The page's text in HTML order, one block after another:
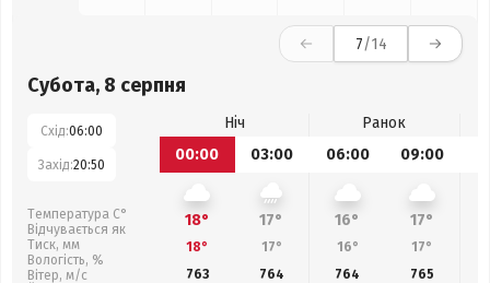
7/14
Субота, 8 серпня
Схід:06:00
Захід:20:50
Температура С°
Відчувається як
Тиск, мм
Вологість, %
Вітер, м/с
Ніч
Ранок
00:00
03:00 06:00 09:00
18° 17° 16° 17°
18° 17° 16° 17°
763
764 764 765